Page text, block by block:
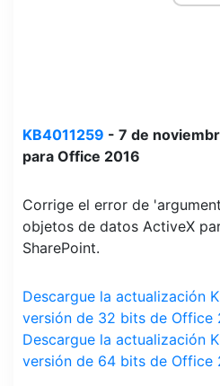
KB4011259 - 7 de
para Office 2016
Corrige el error de
objetos de datos ActiveX
SharePoint.
Descargue la actualización
versión de 32 bits de Office
Descargue la actualización
versión de 64 bits de Office